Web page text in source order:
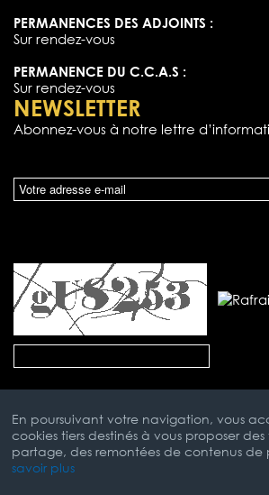
PERMANENCES DES ADJOINTS :
Sur rendez-vous
PERMANENCE DU C.C.A.S :
Sur rendez-vous
NEWSLETTER
Abonnez-vous à notre lettre
En poursuivant votre navigation, vous
cookies tiers destinés à vous proposer
partage, des remontées de contenus de
savoir plus